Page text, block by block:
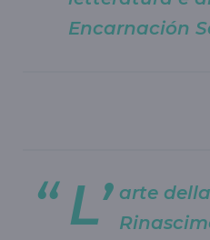
Encarnación
L’ arte